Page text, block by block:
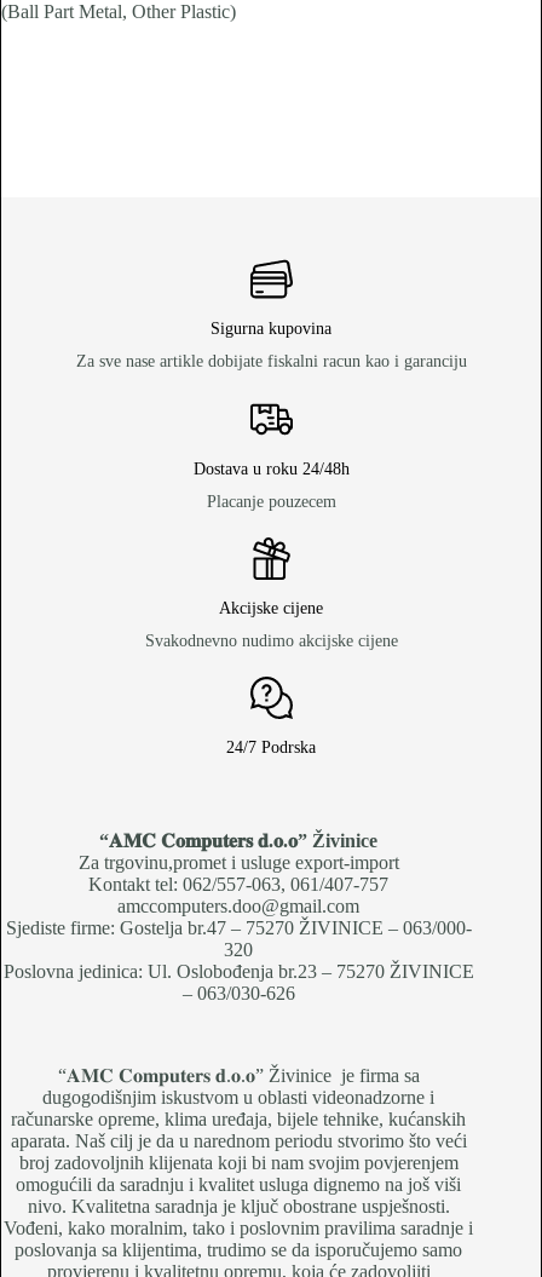
(Ball Part Metal, Other Plastic)
Sigurna kupovina
Za sve nase artikle dobijate fiskalni racun kao i garanciju
Dostava u roku 24/48h
Placanje pouzecem
Akcijske cijene
Svakodnevno nudimo akcijske cijene
24/7 Podrska
“𝐀𝐌𝐂 𝐂𝐨𝐦𝐩𝐮𝐭𝐞𝐫𝐬 𝐝.𝐨.𝐨” Živinice
Za trgovinu,promet i usluge export-import
Kontakt tel: 062/557-063, 061/407-757
amccomputers.doo@gmail.com
Sjediste firme: Gostelja br.47 – 75270 ŽIVINICE – 063/000-
320
Poslovna jedinica: Ul. Oslobođenja br.23 – 75270 ŽIVINICE
– 063/030-626
“𝐀𝐌𝐂 𝐂𝐨𝐦𝐩𝐮𝐭𝐞𝐫𝐬 𝐝.𝐨.𝐨” Živinice je firma sa
dugogodišnjim iskustvom u oblasti videonadzorne i
računarske opreme, klima uređaja, bijele tehnike, kućanskih
aparata. Naš cilj je da u narednom periodu stvorimo što veći
broj zadovoljnih klijenata koji bi nam svojim povjerenjem
omogućili da saradnju i kvalitet usluga dignemo na još viši
nivo. Kvalitetna saradnja je ključ obostrane uspješnosti.
Vođeni, kako moralnim, tako i poslovnim pravilima saradnje i
poslovanja sa klijentima, trudimo se da isporučujemo samo
provjerenu i kvalitetnu opremu, koja će zadovoljiti